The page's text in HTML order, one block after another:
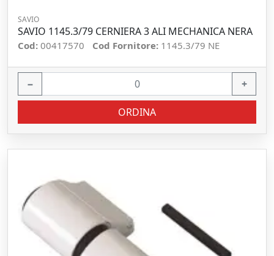
SAVIO
SAVIO 1145.3/79 CERNIERA 3 ALI MECHANICA NERA
Cod: 00417570 Cod Fornitore: 1145.3/79 NE
− +
ORDINA